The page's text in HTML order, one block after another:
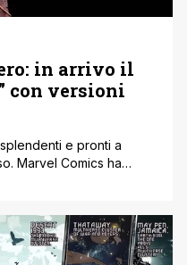
in arrivo il
con versioni
e pronti a
Marvel Comics ha
in un universo
conosciamo verranno